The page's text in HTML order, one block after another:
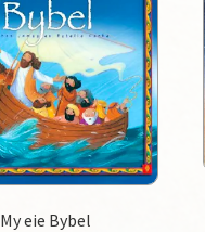
My eie Bybel